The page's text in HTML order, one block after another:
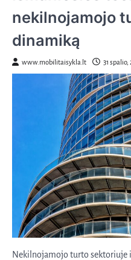
nekilnojamojo
dinamiką
www.mobilitaisykla.lt 31 spalio,
Nekilnojamojo turto sektoriuje